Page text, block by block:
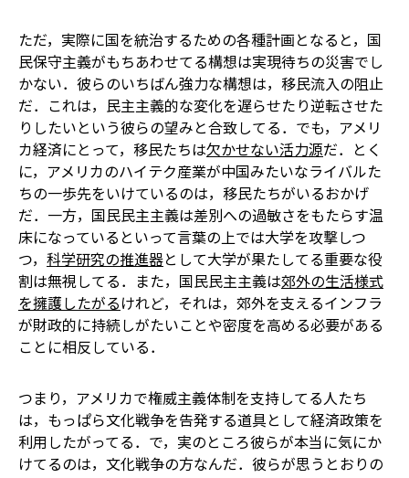
ただ，実際に国を統治するための各種計画となると，国
民保守主義がもちあわせてる構想は実現待ちの災害でし
かない．彼らのいちばん強力な構想は，移民流入の阻止
だ．これは，民主主義的な変化を遅らせたり逆転させた
りしたいという彼らの望みと合致してる．でも，アメリ
カ経済にとって，移民たちは欠かせない活力源だ．とく
に，アメリカのハイテク産業が中国みたいなライバルた
ちの一歩先をいけているのは，移民たちがいるおかげ
だ．一方，国民民主主義は差別への過敏さをもたらす温
床になっているといって言葉の上では大学を攻撃しつ
つ， 科学研究の推進器として大学が果たしてる重要な役
割は無視してる．また，国民民主主義は郊外の生活様式
を擁護したがるけれど，それは，郊外を支えるインフラ
が財政的に持続しがたいことや密度を高める必要がある
ことに相反している．
つまり，アメリカで権威主義体制を支持してる人たち
は，もっぱら文化戦争を告発する道具として経済政策を
利用したがってる．で，実のところ彼らが本当に気にか
けてるのは，文化戦争の方なんだ．彼らが思うとおりの